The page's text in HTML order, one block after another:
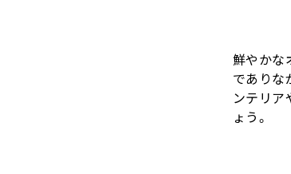
鮮やかな
でありな
ンテリア
ょう。